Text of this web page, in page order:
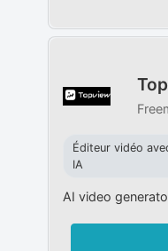
Éditeur vidéo
IA
AI video